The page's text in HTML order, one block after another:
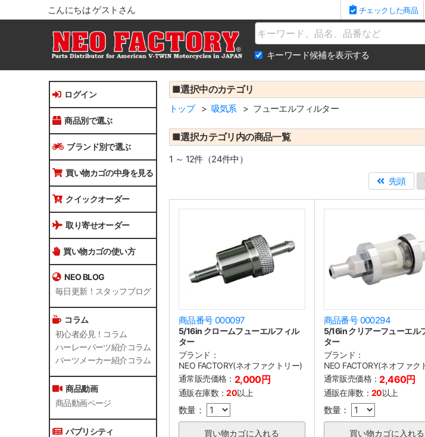
こんにちは ゲストさん チェックした商品
Name
キーワード候補を表示する
ログイン
商品別で選ぶ
ブランド別で選ぶ
買い物カゴの中身を見る
クイックオーダー
取り寄せオーダー
買い物カゴの使い方
NEO BLOG
毎日更新！スタッフブログ
コラム
初心者必見！コラム
ハーレーパーツ紹介コラム
パーツメーカー紹介コラム
商品動画
商品動画ページ
パブリシティ
■選択中のカテゴリ
トップ 吸気系 フューエルフィルター
■選択カテゴリ内の商品一覧
1 ～ 12件（24件中）
先頭
商品番号 000097
5/16in クロームフューエルフィル
ター
ブランド：
NEO FACTORY(ネオファクトリー)
通常販売価格： 2,000円
通販在庫数：20以上
数量：
商品番号 000294
5/16in クリアーフューエル
ター
ブランド：
NEO FACTORY(ネオファク
通常販売価格： 2,460円
通販在庫数： 20以上
数量：